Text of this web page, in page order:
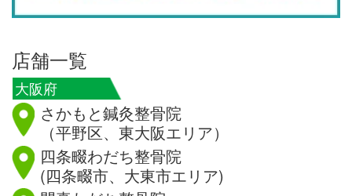
店舗一覧
大阪府
さかもと鍼灸整骨院
（平野区、東大阪エリア）
四条畷わだち整骨院
(四条畷市、大東市エリア)